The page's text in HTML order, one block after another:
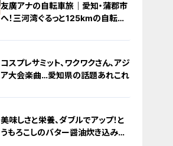
友廣アナの自転車旅｜愛知・蒲郡市
へ！三河湾ぐるっと125kmの自転車
コスプレサミット、ワクワクさん、アジ
ア大会楽曲…愛知県の話題あれこれ
美味しさと栄養、ダブルでアップ！と
うもろこしのバター醤油炊き込みご